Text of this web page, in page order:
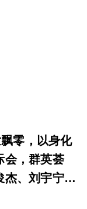
零，以身化
会，群英荟
杰、刘宇宁｜